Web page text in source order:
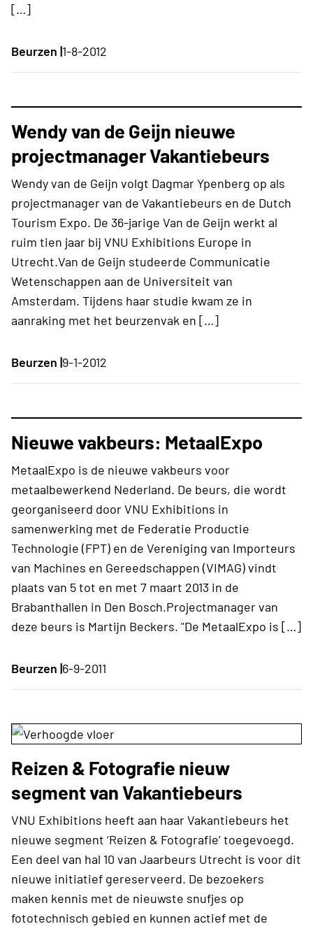
[…]
Beurzen |1-8-2012
Wendy van de Geijn nieuwe
projectmanager Vakantiebeurs
Wendy van de Geijn volgt Dagmar Ypenberg op als
projectmanager van de Vakantiebeurs en de Dutch
Tourism Expo. De 36-jarige Van de Geijn werkt al
ruim tien jaar bij VNU Exhibitions Europe in
Utrecht.Van de Geijn studeerde Communicatie
Wetenschappen aan de Universiteit van
Amsterdam. Tijdens haar studie kwam ze in
aanraking met het beurzenvak en […]
Beurzen |9-1-2012
Nieuwe vakbeurs: MetaalExpo
MetaalExpo is de nieuwe vakbeurs voor
metaalbewerkend Nederland. De beurs, die wordt
georganiseerd door VNU Exhibitions in
samenwerking met de Federatie Productie
Technologie (FPT) en de Vereniging van Importeurs
van Machines en Gereedschappen (VIMAG) vindt
plaats van 5 tot en met 7 maart 2013 in de
Brabanthallen in Den Bosch.Projectmanager van
deze beurs is Martijn Beckers. "De MetaalExpo is […]
Beurzen |6-9-2011
Reizen & Fotografie nieuw
segment van Vakantiebeurs
VNU Exhibitions heeft aan haar Vakantiebeurs het
nieuwe segment ‘Reizen & Fotografie’ toegevoegd.
Een deel van hal 10 van Jaarbeurs Utrecht is voor dit
nieuwe initiatief gereserveerd. De bezoekers
maken kennis met de nieuwste snufjes op
fototechnisch gebied en kunnen actief met de